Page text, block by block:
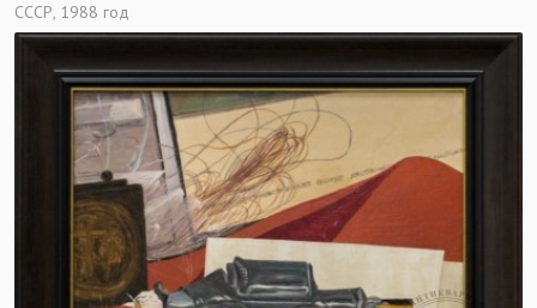
СССР, 1988 год